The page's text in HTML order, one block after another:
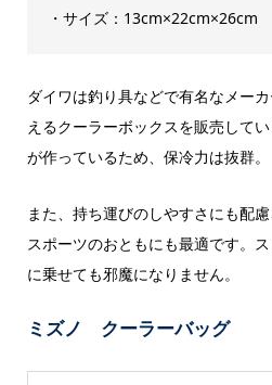
・サイズ：13cm×22cm×26cm
ダイワは釣り具などで有名なメー
えるクーラーボックスを販売して
が作っているため、保冷力は抜群。
また、持ち運びのしやすさにも配
スポーツのおともにも最適です。
に乗せても邪魔になりません。
ミズノ クーラーバッグ